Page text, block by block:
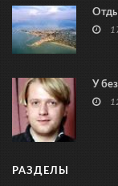
У
РАЗДЕЛЫ